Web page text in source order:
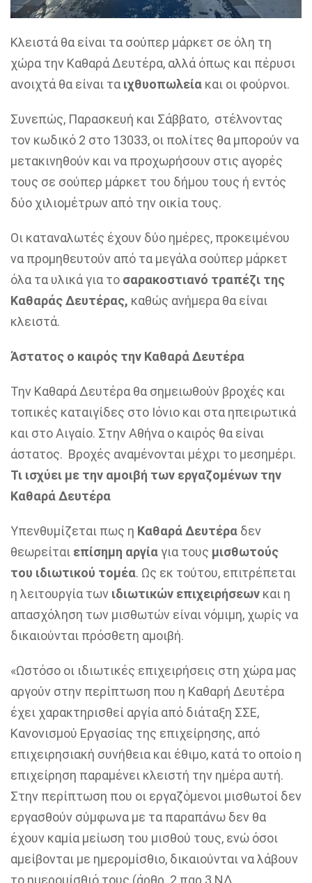
Κλειστά θα είναι τα σούπερ μάρκετ σε όλη τη
χώρα την Καθαρά Δευτέρα, αλλά όπως και πέρυσι
ανοιχτά θα είναι τα ιχθυοπωλεία και οι φούρνοι.
Συνεπώς, Παρασκευή και Σάββατο, στέλνοντας
τον κωδικό 2 στο 13033, οι πολίτες θα μπορούν να
μετακινηθούν και να προχωρήσουν στις αγορές
τους σε σούπερ μάρκετ του δήμου τους ή εντός
δύο χιλιομέτρων από την οικία τους.
Οι καταναλωτές έχουν δύο ημέρες, προκειμένου
να προμηθευτούν από τα μεγάλα σούπερ μάρκετ
όλα τα υλικά για το σαρακοστιανό τραπέζι της
Καθαράς Δευτέρας, καθώς ανήμερα θα είναι
κλειστά.
Άστατος ο καιρός την Καθαρά Δευτέρα
Την Καθαρά Δευτέρα θα σημειωθούν βροχές και
τοπικές καταιγίδες στο Ιόνιο και στα ηπειρωτικά
και στο Αιγαίο. Στην Αθήνα ο καιρός θα είναι
άστατος. Βροχές αναμένονται μέχρι το μεσημέρι.
Τι ισχύει με την αμοιβή των εργαζομένων την
Καθαρά Δευτέρα
Υπενθυμίζεται πως η Καθαρά Δευτέρα δεν
θεωρείται επίσημη αργίαγια τους μισθωτούς
του ιδιωτικού τομέα. Ως εκ τούτου, επιτρέπεται
η λειτουργία των ιδιωτικών επιχειρήσεων και η
απασχόληση των μισθωτών είναι νόμιμη, χωρίς να
δικαιούνται πρόσθετη αμοιβή.
«Ωστόσο οι ιδιωτικές επιχειρήσεις στη χώρα μας
αργούν στην περίπτωση που η Καθαρή Δευτέρα
έχει χαρακτηρισθεί αργία από διάταξη ΣΣΕ,
Κανονισμού Εργασίας της επιχείρησης, από
επιχειρησιακή συνήθεια και έθιμο, κατά το οποίο η
επιχείρηση παραμένει κλειστή την ημέρα αυτή.
Στην περίπτωση που οι εργαζόμενοι μισθωτοί δεν
εργασθούν σύμφωνα με τα παραπάνω δεν θα
έχουν καμία μείωση του μισθού τους, ενώ όσοι
αμείβονται με ημερομίσθιο, δικαιούνται να λάβουν
το ημερομίσθιό τους (άρθρ. 2 παρ.3 ΝΔ